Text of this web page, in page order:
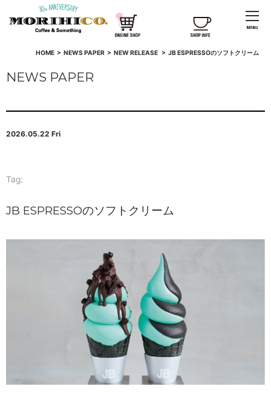
HOME> NEWS PAPER> NEW RELEASE > JB ESPRESSOのソフトクリーム
NEWS PAPER
2026.05.22 Fri
Tag:
JB ESPRESSOのソフトクリーム